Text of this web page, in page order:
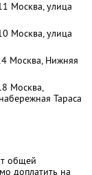
Москва, улица
Москва, улица
Москва, Нижняя
Москва,
Тараса
общей
доплатить на